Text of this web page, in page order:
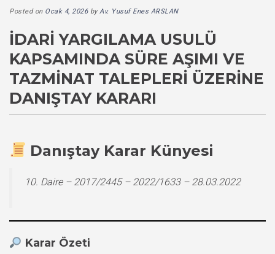
Posted on Ocak 4, 2026byAv. Yusuf Enes ARSLAN
İDARI YARGILAMA USULÜ
KAPSAMINDA SÜRE AŞIMI VE
TAZMINAT TALEPLERI ÜZERINE
DANIŞTAY KARARI
Danıştay Karar Künyesi
10. Daire – 2017/2445 – 2022/1633 – 28.03.2022
Karar Özeti